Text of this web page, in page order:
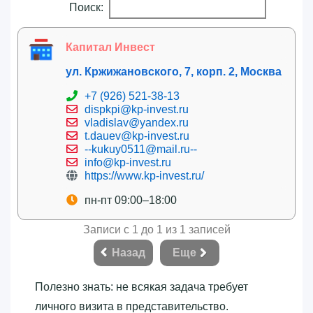
Поиск:
Капитал Инвест
ул. Кржижановского, 7, корп. 2, Москва
+7 (926) 521-38-13
dispkpi@kp-invest.ru
vladislav@yandex.ru
t.dauev@kp-invest.ru
--kukuy0511@mail.ru--
info@kp-invest.ru
https://www.kp-invest.ru/
пн-пт 09:00–18:00
Записи с 1 до 1 из 1 записей
Назад
Еще
Полезно знать: не всякая задача требует
личного визита в представительство.